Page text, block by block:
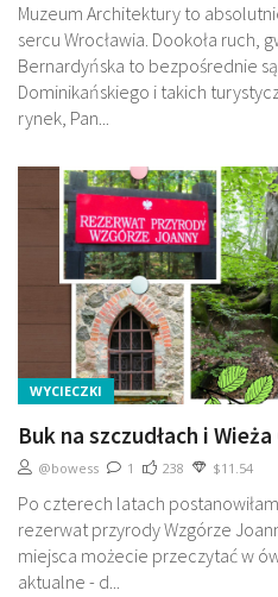
Muzeum Architektury to
sercu Wrocławia. Dookoła ruch,
Bernardyńska to bezpośrednie
Dominikańskiego i takich
rynek, Pan...
WYCIECZKI
Buk na szczudłach i
@bowess 1 238 $11.54
Po czterech latach
rezerwat przyrody Wzgórze
miejsca możecie przeczytać w
aktualne - d...